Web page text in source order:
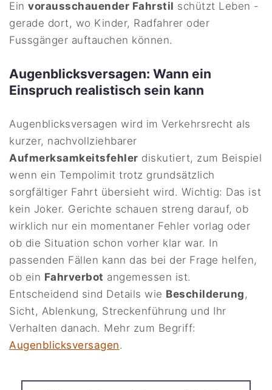
Einvorausschauender Fahrstil schützt Leben -
gerade dort, wo Kinder, Radfahrer oder
Fussgänger auftauchen können.
Augenblicksversagen: Wann ein
Einspruch realistisch sein kann
Augenblicksversagen wird im Verkehrsrecht als
kurzer, nachvollziehbarer
Aufmerksamkeitsfehler diskutiert, zum Beispiel
wenn ein Tempolimit trotz grundsätzlich
sorgfältiger Fahrt übersieht wird. Wichtig: Das ist
kein Joker. Gerichte schauen streng darauf, ob
wirklich nur ein momentaner Fehler vorlag oder
ob die Situation schon vorher klar war. In
passenden Fällen kann das bei der Frage helfen,
ob ein Fahrverbot angemessen ist.
Entscheidend sind Details wie Beschilderung,
Sicht, Ablenkung, Streckenführung und Ihr
Verhalten danach. Mehr zum Begriff:
Augenblicksversagen.